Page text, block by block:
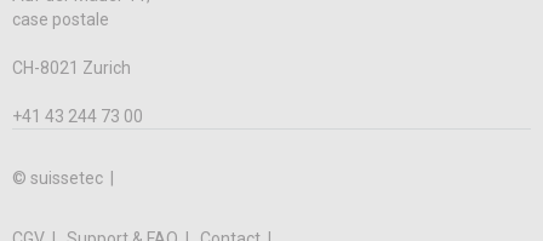
case postale
CH-8021 Zurich
+41 43 244 73 00
© suissetec |